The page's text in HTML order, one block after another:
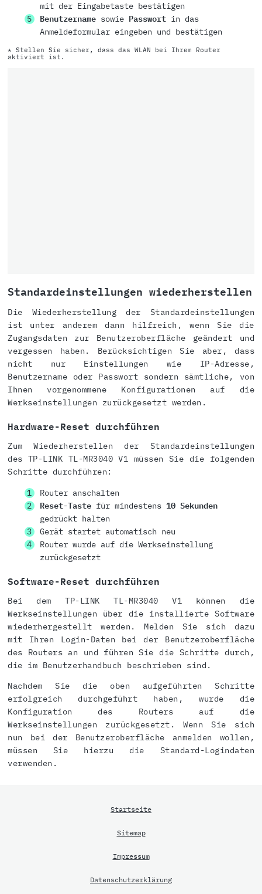
mit der Eingabetaste bestätigen
Benutzernamesowie Passwortin das
Anmeldeformular eingeben und bestätigen
* Stellen Sie sicher, dass das WLAN bei Ihrem Router
aktiviert ist.
Standardeinstellungen wiederherstellen
Die Wiederherstellung der Standardeinstellungen
ist unter anderem dann hilfreich, wenn Sie die
Zugangsdaten zur Benutzeroberfläche geändert und
vergessen haben. Berücksichtigen Sie aber, dass
nicht nur Einstellungen wie IP-Adresse,
Benutzername oder Passwort sondern sämtliche, von
Ihnen vorgenommene Konfigurationen auf die
Werkseinstellungen zurückgesetzt werden.
Hardware-Reset durchführen
Zum Wiederherstellen der Standardeinstellungen
des TP-LINK TL-MR3040 V1 müssen Sie die folgenden
Schritte durchführen:
Router anschalten
Reset-Tastefür mindestens 10 Sekunden
gedrückt halten
Gerät startet automatisch neu
Router wurde auf die Werkseinstellung
zurückgesetzt
Software-Reset durchführen
Bei dem TP-LINK TL-MR3040 V1 können die
Werkseinstellungen über die installierte Software
wiederhergestellt werden. Melden Sie sich dazu
mit Ihren Login-Daten bei der Benutzeroberfläche
des Routers an und führen Sie die Schritte durch,
die im Benutzerhandbuch beschrieben sind.
Nachdem Sie die oben aufgeführten Schritte
erfolgreich durchgeführt haben, wurde die
Konfiguration des Routers auf die
Werkseinstellungen zurückgesetzt. Wenn Sie sich
nun bei der Benutzeroberfläche anmelden wollen,
müssen Sie hierzu die Standard-Logindaten
verwenden.
Startseite
Sitemap
Impressum
Datenschutzerklärung